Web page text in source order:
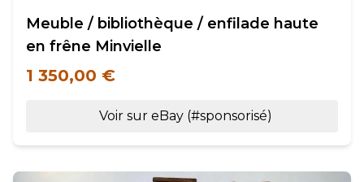
Meuble / bibliothèque / enfilade haute
en frêne Minvielle
1 350,00 €
Voir sur eBay (#sponsorisé)